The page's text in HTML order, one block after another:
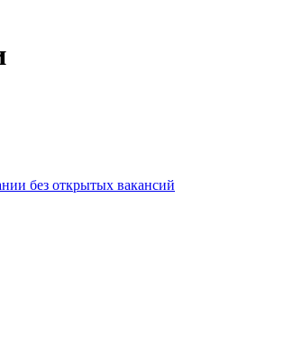
без открытых вакансий